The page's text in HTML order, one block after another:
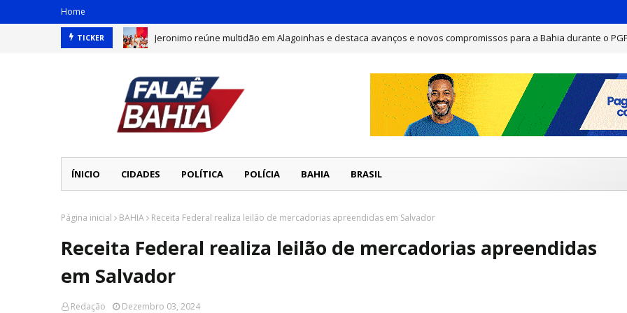
Home
TICKER Jeronimo reúne multidão em Alagoinhas e destaca avanços e novos compromissos para a Bahia durante o
ÍNICIO CIDADES POLÍTICA POLÍCIA BAHIA BRASIL
Página inicial BAHIA Receita Federal realiza leilão de mercadorias apreendidas em Salvador
Receita Federal realiza leilão de mercadorias apreendidas
em Salvador
Redação Dezembro 03, 2024